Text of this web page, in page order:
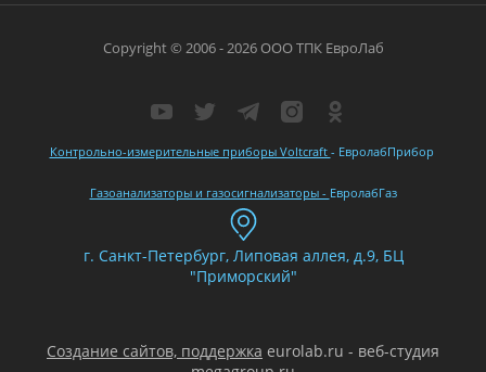
Контрольно-измерительные приборы Voltcraft - ЕвролабПрибор
Газоанализаторы и газосигнализаторы - ЕвролабГаз
г. Санкт-Петербург, Липовая аллея, д.9, БЦ
"Приморский"
Copyright © 2006 - 2026 ООО ТПК ЕвроЛаб
Создание сайтов, поддержка eurolab.ru - веб-студия